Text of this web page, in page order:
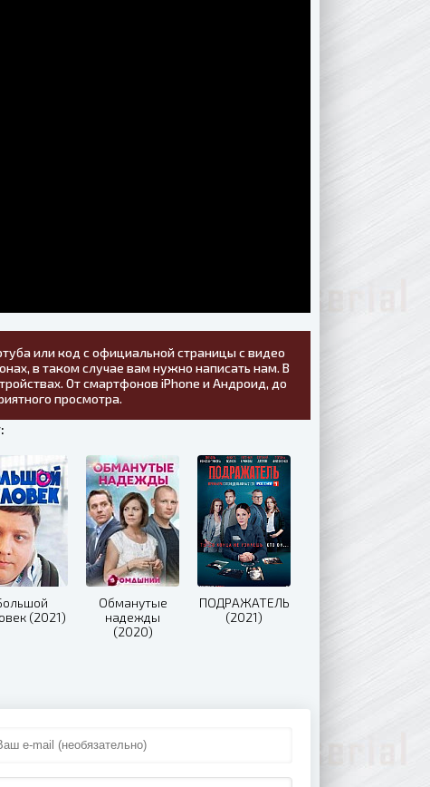
или код с официальной страницы с видео
в таком случае вам нужно написать нам. В
От смартфонов iPhone и Андроид, до
просмотра.
(2021)
Обманутые
надежды
(2020)
ПОДРАЖАТЕЛЬ
(2021)